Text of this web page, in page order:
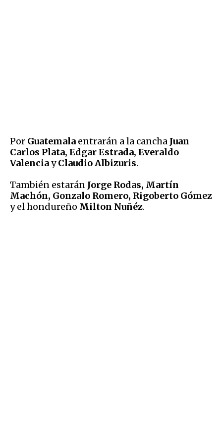
Por Guatemala entrarán a la cancha Juan
Carlos Plata, Edgar Estrada, Everaldo
ValenciayClaudio Albizuris.
También estarán Jorge Rodas, Martín
Machón, Gonzalo Romero, Rigoberto Gómez
y el hondureño Milton Nuñéz.